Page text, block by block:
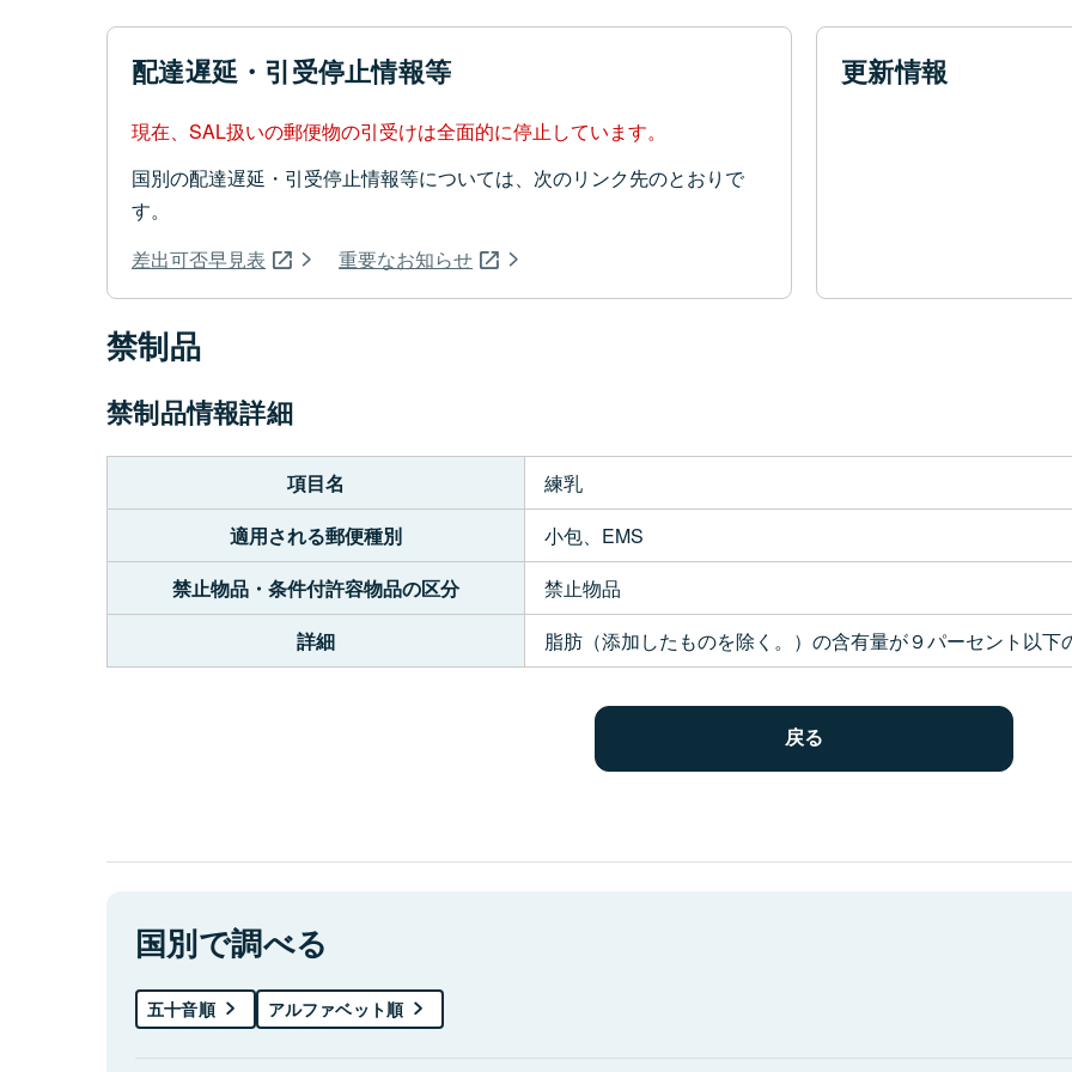
配達遅延・引受停止情報等
現在、SAL扱いの郵便物の引受けは全面的に停止しています。
国別の配達遅延・引受停止情報等については、次のリンク先のとおりで
す。
差出可否早見表
重要なお知らせ
更新情報
禁制品
禁制品情報詳細
項目名
練乳
適用される郵便種別
小包、EMS
禁止物品・条件付許容物品の区分
禁止物品
詳細
脂肪（添加したものを除く。）の含有量が９パーセント以下
国別で調べる
五十音順 アルファベット順